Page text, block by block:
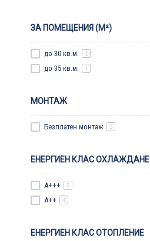
ЗА ПОМЕЩЕНИЯ (M²)
до 30 кв.м. 1
до 35 кв.м. 1
МОНТАЖ
Безплатен монтаж 5
ЕНЕРГИЕН КЛАС ОХЛАЖДАНЕ
A+++ 2
A++ 4
ЕНЕРГИЕН КЛАС ОТОПЛЕНИЕ